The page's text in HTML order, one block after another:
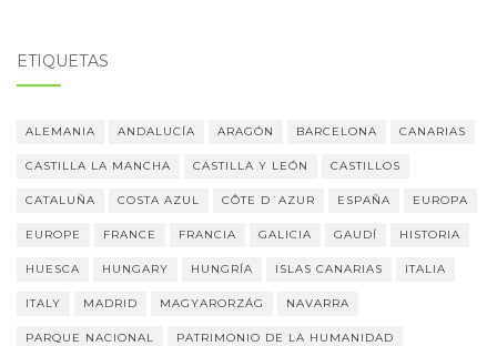
ETIQUETAS
ALEMANIA ANDALUCÍA ARAGÓN BARCELONA CANARIAS
CASTILLA LA MANCHA CASTILLA Y LEÓN CASTILLOS
CATALUÑA COSTA AZUL CÔTE D´AZUR ESPAÑA EUROPA
EUROPE FRANCE FRANCIA GALICIA GAUDÍ HISTORIA
HUESCA HUNGARY HUNGRÍA ISLAS CANARIAS ITALIA
ITALY MADRID MAGYARORZÁG NAVARRA
PARQUE NACIONAL PATRIMONIO DE LA HUMANIDAD